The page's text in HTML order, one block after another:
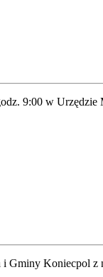
9:00 w
Gminy Koniecpol z